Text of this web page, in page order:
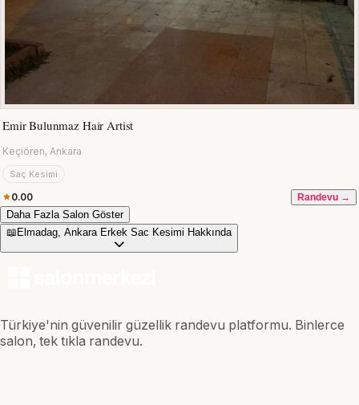
Emir Bulunmaz Hair Artist
Keçiören, Ankara
Saç Kesimi
0.00 Randevu →
Daha Fazla Salon Göster
📖Elmadag, Ankara Erkek Sac Kesimi Hakkında
Türkiye'nin güvenilir güzellik randevu platformu. Binlerce
salon, tek tıkla randevu.